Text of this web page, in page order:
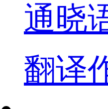
通晓
翻译